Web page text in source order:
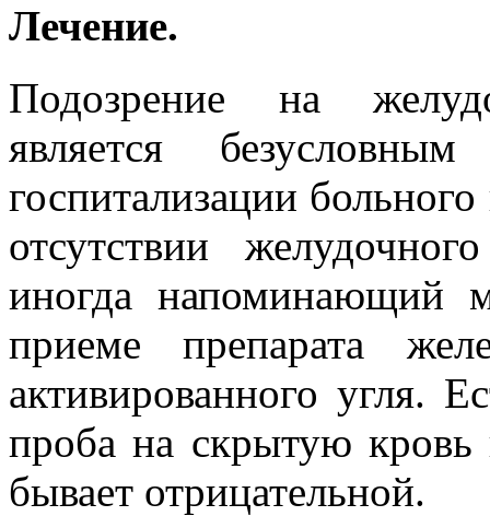
Лечение.
Подозрение на
является
госпитализации
отсутствии
иногда напоминающий
приеме препарата
активированного угля.
проба на скрытую кровь
бывает отрицательной.